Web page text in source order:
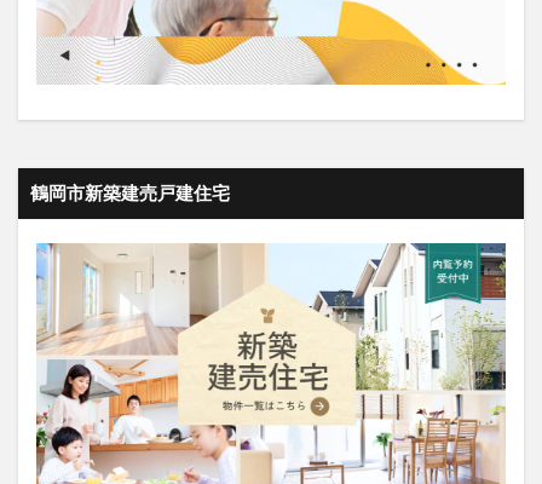
鶴岡市新築建売戸建住宅